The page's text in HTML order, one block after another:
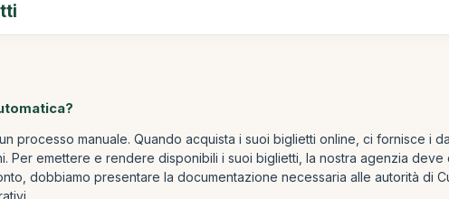
processo manuale. Quando acquista i suoi biglietti online, ci fornisce i
Per emettere e rendere disponibili i suoi biglietti, la nostra agenzia
dobbiamo presentare la documentazione necessaria alle autorità di